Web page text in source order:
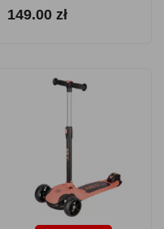
HLB09 - Turkusowa
149.00 zł